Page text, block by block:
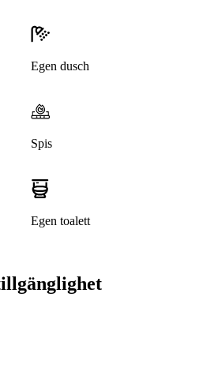
Egen dusch
Spis
Egen toalett